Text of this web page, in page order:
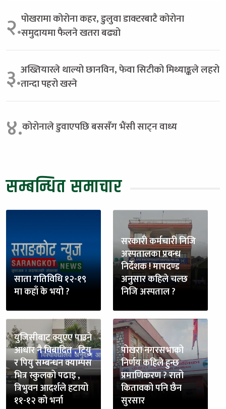
२.पोखरामा कोरोना कहर, डुलुवा डाक्टरबाटै कोरोना
समुदायमा फैलने खतरा बढ्यो
३.अख्तियारले थाल्यो छानविन, फेवा सिटीको मिथ्याङ्कले लहरो
तान्दा पहरो खस्ने
४.कोरोनाले डुवाएपछि बससँग भैंसी साट्न वाध्य
सम्बन्धित समाचार
साता गतिविधि १२-१९
मा कहाँ के भयो ?
सरकारी कर्मचारी निजि
अस्पतालका प्रबन्ध
निर्देशक ! मापदण्ड
अनुसार कहिले चल्छ
निजि अस्पताल ?
युजिसीबाट क्युएए पाउने
आधार नै बिबादित , टियु
र पियु सम्बन्धन क्याम्पस
भित्र स्कुलको पढाइ ,
त्रिभुवन आदर्शले हटायो
११-१२ को भर्ना
पोखरा नगरसभाको
निर्णय कहिले हुन्छ
प्रमाणिकरण ? रातो
कितावको पनि छैन
सुरसार